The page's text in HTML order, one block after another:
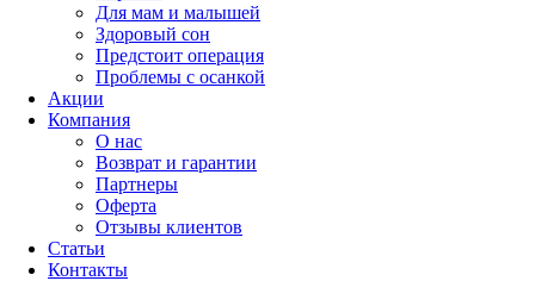
Для мам и малышей
Здоровый сон
Предстоит операция
Проблемы с осанкой
Акции
Компания
О нас
Возврат и гарантии
Партнеры
Оферта
Отзывы клиентов
Статьи
Контакты